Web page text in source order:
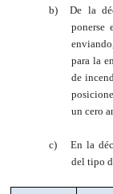
b)
De la
ponerse
para la
de
un cero
c)
En la
del tipo